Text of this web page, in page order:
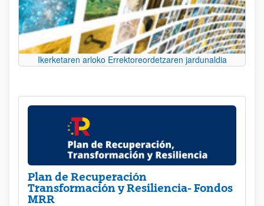
Ikerketaren arloko Errektoreordetzaren jardunaldia
Plan de Recuperación
Transformación y Resiliencia- Fondos
MRR